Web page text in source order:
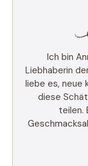
Ich bin
Liebhaberin
liebe es, neue
diese
teilen.